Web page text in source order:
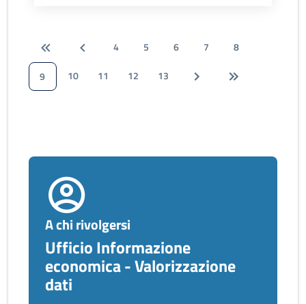
4 5 6 7
8
9
10 11 12 13
A chi rivolgersi
Ufficio Informazione
economica - Valorizzazione
dati